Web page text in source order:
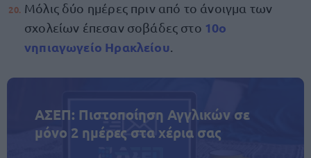
Μόλις δύο ημέρες πριν από το άνοιγμα των
σχολείων έπεσαν σοβάδες στο 10ο
νηπιαγωγείο Ηρακλείου
ΑΣΕΠ: Πιστοποίηση Αγγλικών σε
μόνο 2 ημέρες στα χέρια σας